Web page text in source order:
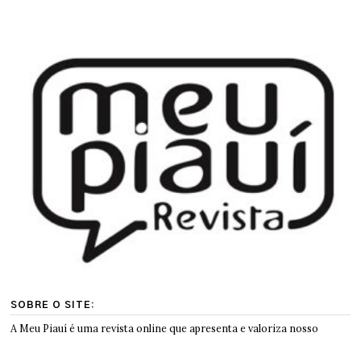
SOBRE O SITE:
A Meu Piauí é uma revista online que apresenta e valoriza nosso